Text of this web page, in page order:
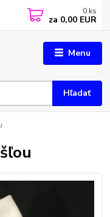
Menu
Hľadať
0 ks
za 0,00 EUR